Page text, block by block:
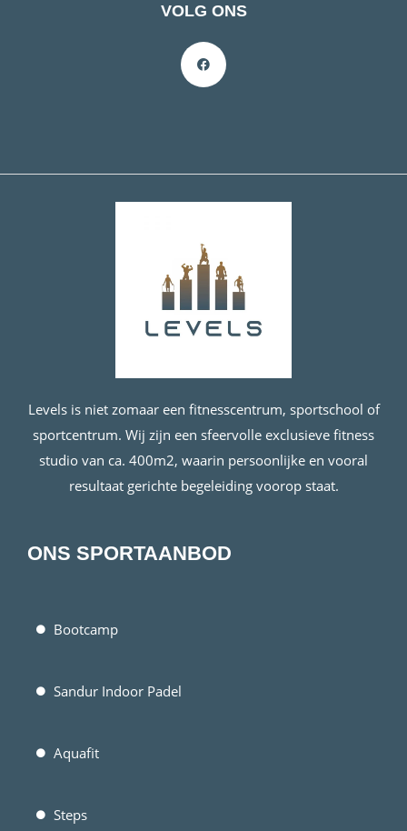
VOLG ONS
Levels is niet zomaar een fitnesscentrum, sportschool of
sportcentrum. Wij zijn een sfeervolle exclusieve fitness
studio van ca. 400m2, waarin persoonlijke en vooral
resultaat gerichte begeleiding voorop staat.
ONS SPORTAANBOD
Bootcamp
Sandur Indoor Padel
Aquafit
Steps